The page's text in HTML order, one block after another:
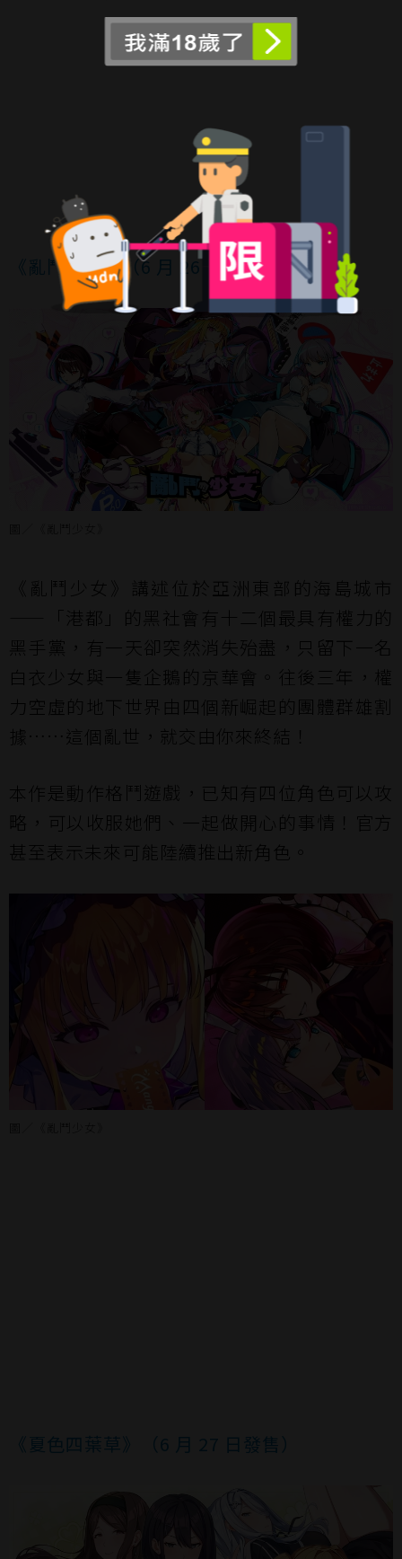
《亂鬥少女》（6 月 26 日發售）
《亂鬥少女》講述位於亞洲東部的海島城市
——「港都」的黑社會有十二個最具有權力的
黑手黨，有一天卻突然消失殆盡，只留下一名
白衣少女與一隻企鵝的京華會。往後三年，權
力空虛的地下世界由四個新崛起的團體群雄割
據……這個亂世，就交由你來終結！
本作是動作格鬥遊戲，已知有四位角色可以攻
略，可以收服她們、一起做開心的事情！官方
甚至表示未來可能陸續推出新角色。
《夏色四葉草》（6 月 27 日發售）